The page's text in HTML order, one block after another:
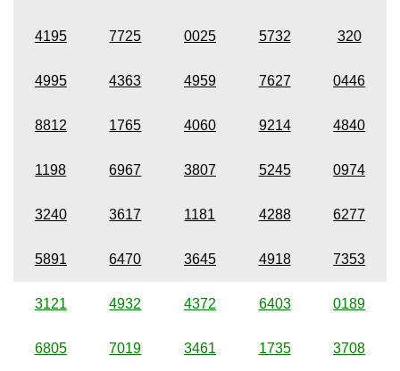
4195 7725 0025 5732 320
4995 4363 4959 7627 0446
8812 1765 4060 9214 4840
1198 6967 3807 5245 0974
3240 3617 1181 4288 6277
5891 6470 3645 4918 7353
3121 4932 4372 6403 0189
6805 7019 3461 1735 3708